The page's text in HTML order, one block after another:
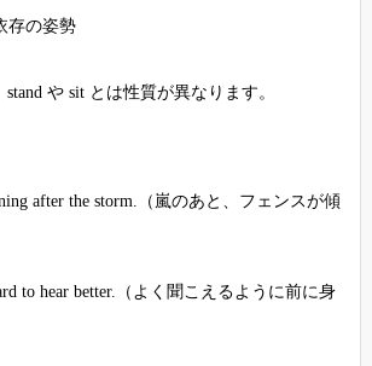
存の姿勢
や sit とは性質が異なります。
after the storm.（嵐のあと、フェンスが傾
to hear better.（よく聞こえるように前に身